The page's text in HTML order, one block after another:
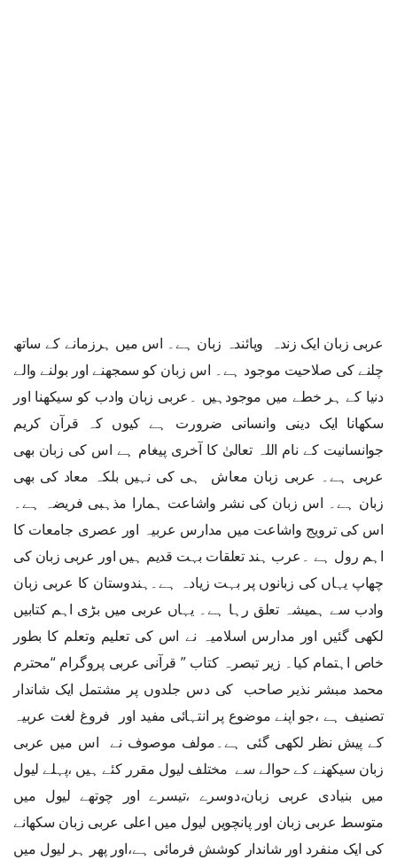
عربی زبان ایک زندہ وپائندہ زبان ہے۔ اس میں ہرزمانے کے ساتھ
چلنے کی صلاحیت موجود ہے۔ اس زبان کو سمجھنے اور بولنے والے
دنیا کے ہر خطے میں موجودہیں ۔عربی زبان وادب کو سیکھنا اور
سکھانا ایک دینی وانسانی ضرورت ہے کیوں کہ قرآن کریم
جوانسانیت کے نام اللہ تعالیٰ کا آخری پیغام ہے اس کی زبان بھی
عربی ہے۔ عربی زبان معاش ہی کی نہیں بلکہ معاد کی بھی
زبان ہے۔ اس زبان کی نشر واشاعت ہمارا مذہبی فریضہ ہے۔
اس کی ترویج واشاعت میں مدارس عربیہ اور عصری جامعات کا
اہم رول ہے ۔عرب ہند تعلقات بہت قدیم ہیں اور عربی زبان کی
چھاپ یہاں کی زبانوں پر بہت زیادہ ہے۔ہندوستان کا عربی زبان
وادب سے ہمیشہ تعلق رہا ہے۔ یہاں عربی میں بڑی اہم کتابیں
لکھی گئیں اور مدارس اسلامیہ نے اس کی تعلیم وتعلم کا بطور
خاص اہتمام کیا۔ زیر تبصرہ کتاب ” قرآنی عربی پروگرام “محترم
محمد مبشر نذیر صاحب کی دس جلدوں پر مشتمل ایک شاندار
تصنیف ہے ،جو اپنے موضوع پر انتہائی مفید اور فروغ لغت عربیہ
کے پیش نظر لکھی گئی ہے۔مولف موصوف نے اس میں عربی
زبان سیکھنے کے حوالے سے مختلف لیول مقرر کئے ہیں ،پہلے لیول
میں بنیادی عربی زبان،دوسرے ،تیسرے اور چوتھے لیول میں
متوسط عربی زبان اور پانچویں لیول میں اعلی عربی زبان سکھانے
کی ایک منفرد اور شاندار کوشش فرمائی ہے،اور پھر ہر لیول میں